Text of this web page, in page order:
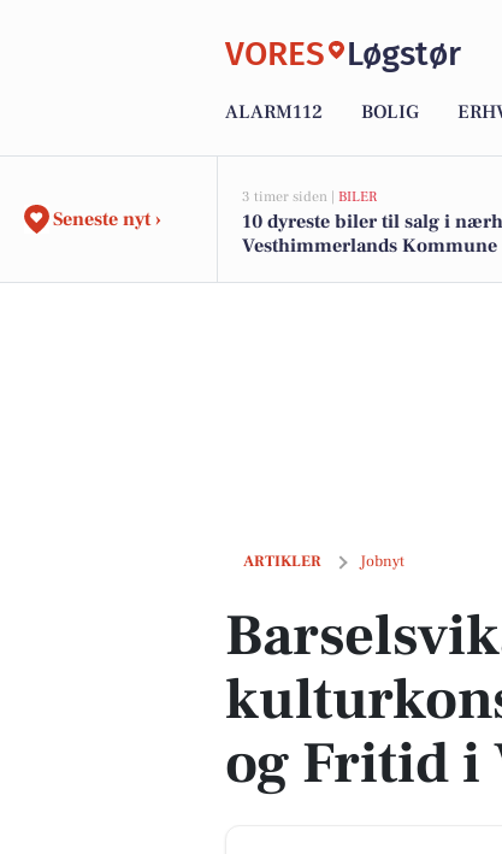
VORES Løgstør
ALARM112 BOLIG
Seneste nyt ›
3 timer siden | BILER
10 dyreste biler til salg i
Vesthimmerlands Kommune
ARTIKLER Jobnyt
Barselsvikar som
og Fritid i